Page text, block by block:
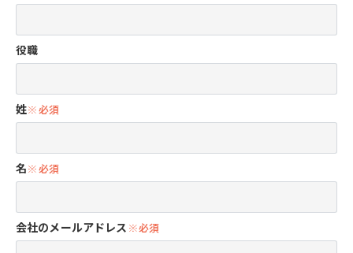
役職
姓
名
会社のメールアドレス